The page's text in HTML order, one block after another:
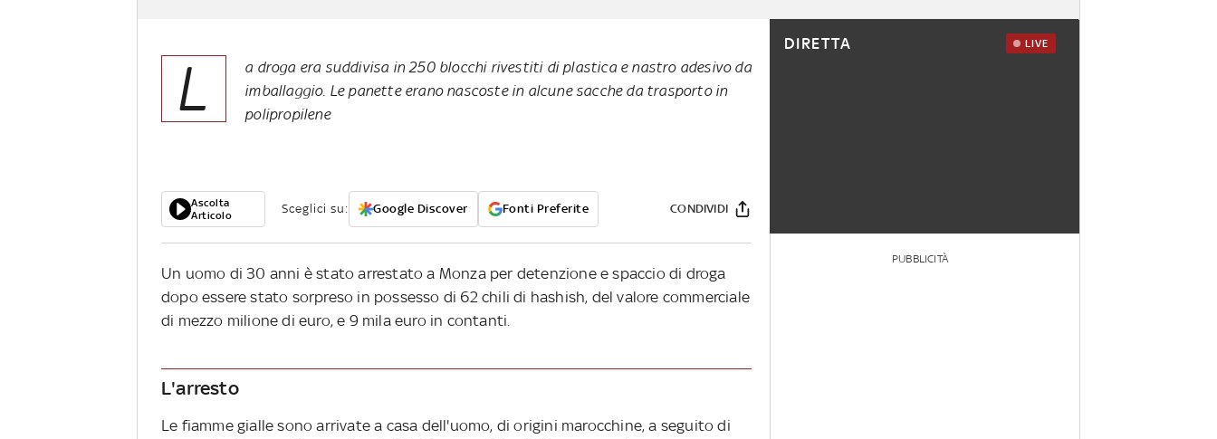
L
a droga era suddivisa in 250 blocchi rivestiti di plastica e nastro adesivo da
imballaggio. Le panette erano nascoste in alcune sacche da trasporto in
polipropilene
Ascolta
Articolo
Sceglici su: Google Discover Fonti Preferite CONDIVIDI
Un uomo di 30 anni è stato arrestato a Monza per detenzione e spaccio di droga
dopo essere stato sorpreso in possesso di 62 chili di hashish, del valore commerciale
di mezzo milione di euro, e 9 mila euro in contanti.
L'arresto
Le fiamme gialle sono arrivate a casa dell'uomo, di origini marocchine, a seguito di
DIRETTA LIVE
PUBBLICITÀ